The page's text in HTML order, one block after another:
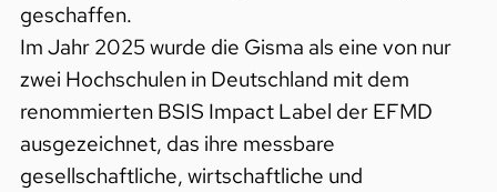
geschaffen.
Im Jahr 2025 wurde die Gisma als eine von nur
zwei Hochschulen in Deutschland mit dem
renommierten BSIS Impact Label der EFMD
ausgezeichnet, das ihre messbare
gesellschaftliche, wirtschaftliche und